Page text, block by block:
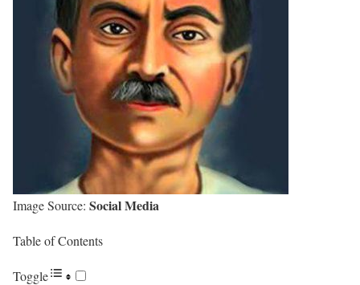
Image Source: Social Media
Table of Contents
Toggle